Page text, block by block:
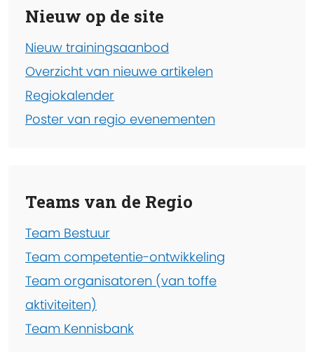
Nieuw op de site
Nieuw trainingsaanbod
Overzicht van nieuwe artikelen
Regiokalender
Poster van regio evenementen
Teams van de Regio
Team Bestuur
Team competentie-ontwikkeling
Team organisatoren (van toffe
aktiviteiten)
Team Kennisbank